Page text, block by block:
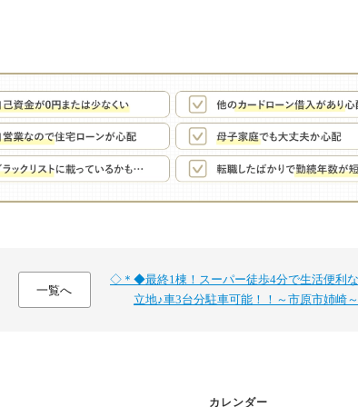
一覧へ
◇＊◆最終1棟！スーパー徒歩4分で生活便利な
立地♪車3台分駐車可能！！～市原市姉崎～
カレンダー